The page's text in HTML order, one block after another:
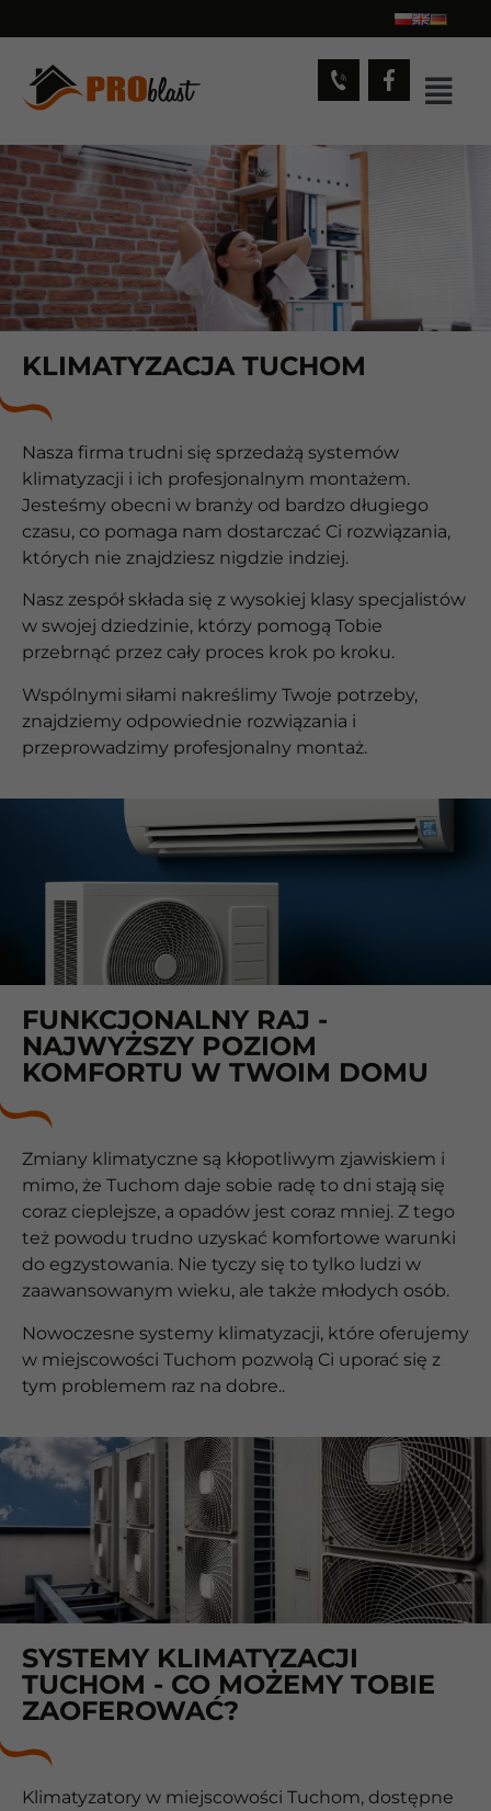
KLIMATYZACJA TUCHOM
Nasza firma trudni się sprzedażą systemów
klimatyzacji i ich profesjonalnym montażem.
Jesteśmy obecni w branży od bardzo długiego
czasu, co pomaga nam dostarczać Ci rozwiązania,
których nie znajdziesz nigdzie indziej.
Nasz zespół składa się z wysokiej klasy specjalistów
w swojej dziedzinie, którzy pomogą Tobie
przebrnąć przez cały proces krok po kroku.
Wspólnymi siłami nakreślimy Twoje potrzeby,
znajdziemy odpowiednie rozwiązania i
przeprowadzimy profesjonalny montaż.
FUNKCJONALNY RAJ -
NAJWYŻSZY POZIOM
KOMFORTU W TWOIM DOMU
Zmiany klimatyczne są kłopotliwym zjawiskiem i
mimo, że Tuchom daje sobie radę to dni stają się
coraz cieplejsze, a opadów jest coraz mniej. Z tego
też powodu trudno uzyskać komfortowe warunki
do egzystowania. Nie tyczy się to tylko ludzi w
zaawansowanym wieku, ale także młodych osób.
Nowoczesne systemy klimatyzacji, które oferujemy
w miejscowości Tuchom pozwolą Ci uporać się z
tym problemem raz na dobre..
SYSTEMY KLIMATYZACJI
TUCHOM - CO MOŻEMY TOBIE
ZAOFEROWAĆ?
Klimatyzatory w miejscowości Tuchom, dostępne